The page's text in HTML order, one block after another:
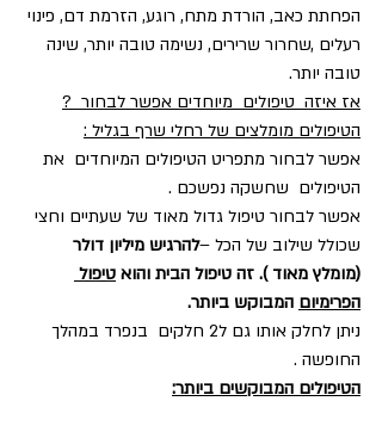
הפחתת כאב, הורדת מתח, רוגע, הזרמת דם, פינוי
רעלים ,שחרור שרירים, נשימה טובה יותר, שינה
טובה יותר.
אז איזה  טיפולים  מיוחדים אפשר לבחור  ?
הטיפולים מומלצים של רחלי שרף בגליל :
אפשר לבחור מתפריט הטיפולים המיוחדים  את
הטיפולים  שחשקה נפשכם .
אפשר לבחור טיפול גדול מאוד של שעתיים וחצי
שכולל שילוב של הכל –להרגיש מיליון דולר
(מומלץ מאוד ). זה טיפול הבית והוא טיפול
הפרימיום המבוקש ביותר.
ניתן לחלק אותו גם ל2 חלקים  בנפרד במהלך
החופשה .
הטיפולים המבוקשים ביותר: